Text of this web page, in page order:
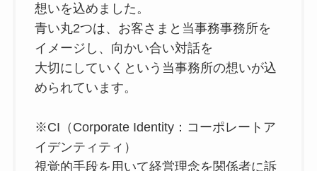
想いを込めました。
⻘い丸2つは、お客さまと当事務事務所を
イメージし、向かい合い対話を
⼤切にしていくという当事務所の想いが込
められています。
※CI（Corporate Identity：コーポレートア
イデンティティ）
視覚的⼿段を⽤いて経営理念を関係者に訴